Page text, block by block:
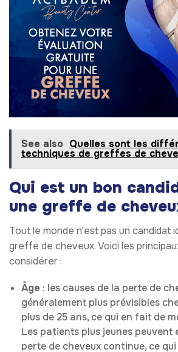
See also Quelles sont les
techniques de greffes de
Qui est un bon
une greffe de
Tout le monde n'est pas un candidat
greffe de cheveux. Voici les
considérer :
Âge : les causes de la perte de
généralement plus prévisibles
plus de 25 ans, ce qui en fait de
Les patients plus jeunes peuvent
perte de cheveux continue, ce